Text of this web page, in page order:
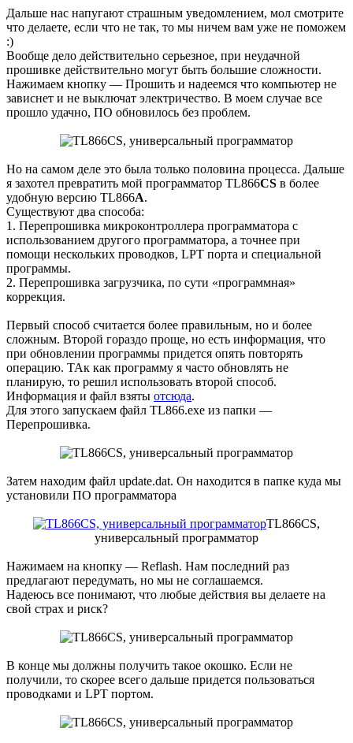
Дальше нас напугают страшным уведомлением, мол смотрите
что делаете, если что не так, то мы ничем вам уже не поможем
:)
Вообще дело действительно серьезное, при неудачной
прошивке действительно могут быть большие сложности.
Нажимаем кнопку — Прошить и надеемся что компьютер не
зависнет и не выключат электричество. В моем случае все
прошло удачно, ПО обновилось без проблем.
Но на самом деле это была только половина процесса. Дальше
я захотел превратить мой программатор TL866CS в более
удобную версию TL866A.
Существуют два способа:
1. Перепрошивка микроконтроллера программатора с
использованием другого программатора, а точнее при
помощи нескольких проводков, LPT порта и специальной
программы.
2. Перепрошивка загрузчика, по сути «программная»
коррекция.
Первый способ считается более правильным, но и более
сложным. Второй гораздо проще, но есть информация, что
при обновлении программы придется опять повторять
операцию. ТАк как программу я часто обновлять не
планирую, то решил использовать второй способ.
Информация и файл взяты отсюда.
Для этого запускаем файл TL866.exe из папки —
Перепрошивка.
Затем находим файл update.dat. Он находится в папке куда мы
установили ПО программатора
TL866CS,
универсальный программатор
Нажимаем на кнопку — Reflash. Нам последний раз
предлагают передумать, но мы не соглашаемся.
Надеюсь все понимают, что любые действия вы делаете на
свой страх и риск?
В конце мы должны получить такое окошко. Если не
получили, то скорее всего дальше придется пользоваться
проводками и LPT портом.